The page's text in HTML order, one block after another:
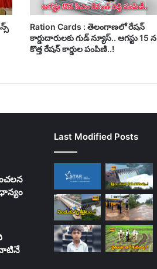
Ration Cards : తెలంగాణలో రేషన్
కార్డుదారులకు గుడ్ న్యూస్.. ఆగస్టు 15 న
కొత్త రేషన్ కార్డుల పంపిణి..!
Last Modified Posts